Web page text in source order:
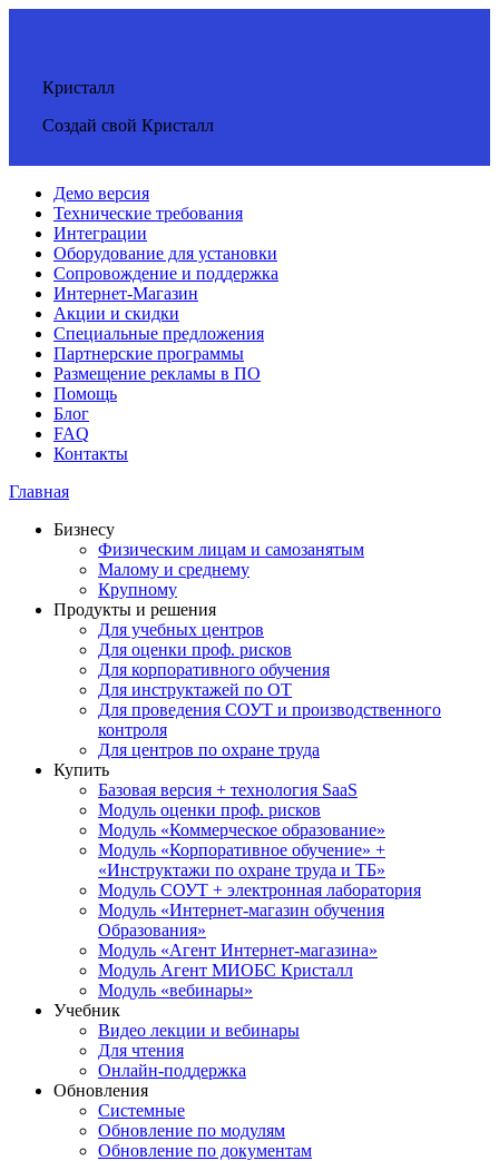
Кристалл
Создай свой Кристалл
Демо версия
Технические требования
Интеграции
Оборудование для установки
Сопровождение и поддержка
Интернет-Магазин
Акции и скидки
Специальные предложения
Партнерские программы
Размещение рекламы в ПО
Помощь
Блог
FAQ
Контакты
Главная
Бизнесу
Физическим лицам и самозанятым
Малому и среднему
Крупному
Продукты и решения
Для учебных центров
Для оценки проф. рисков
Для корпоративного обучения
Для инструктажей по ОТ
Для проведения СОУТ и производственного
контроля
Для центров по охране труда
Купить
Базовая версия + технология SaaS
Модуль оценки проф. рисков
Модуль «Коммерческое образование»
Модуль «Корпоративное обучение» +
«Инструктажи по охране труда и ТБ»
Модуль СОУТ + электронная лаборатория
Модуль «Интернет-магазин обучения
Образования»
Модуль «Агент Интернет-магазина»
Модуль Агент МИОБС Кристалл
Модуль «вебинары»
Учебник
Видео лекции и вебинары
Для чтения
Онлайн-поддержка
Обновления
Системные
Обновление по модулям
Обновление по документам